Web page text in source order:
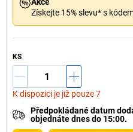
Získejte 15% slevu* s
KS
K dispozici je již pouze 7
Předpokládané datum
objednáte dnes do 15:00.